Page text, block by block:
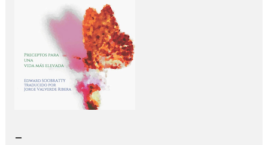
–